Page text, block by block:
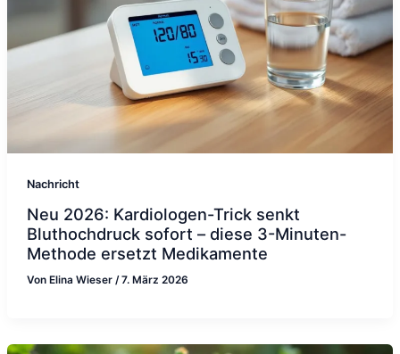
Nachricht
Neu 2026: Kardiologen-Trick senkt
Bluthochdruck sofort – diese 3-Minuten-
Methode ersetzt Medikamente
Von Elina Wieser /7. März 2026